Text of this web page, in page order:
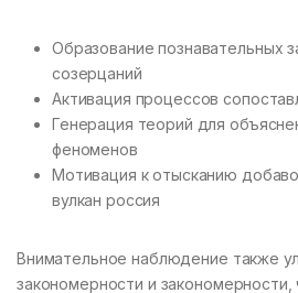
Образование познавательных
созерцаний
Активация процессов
Генерация теорий для
феноменов
Мотивация к отысканию
вулкан россия
Внимательное наблюдение также
закономерности и